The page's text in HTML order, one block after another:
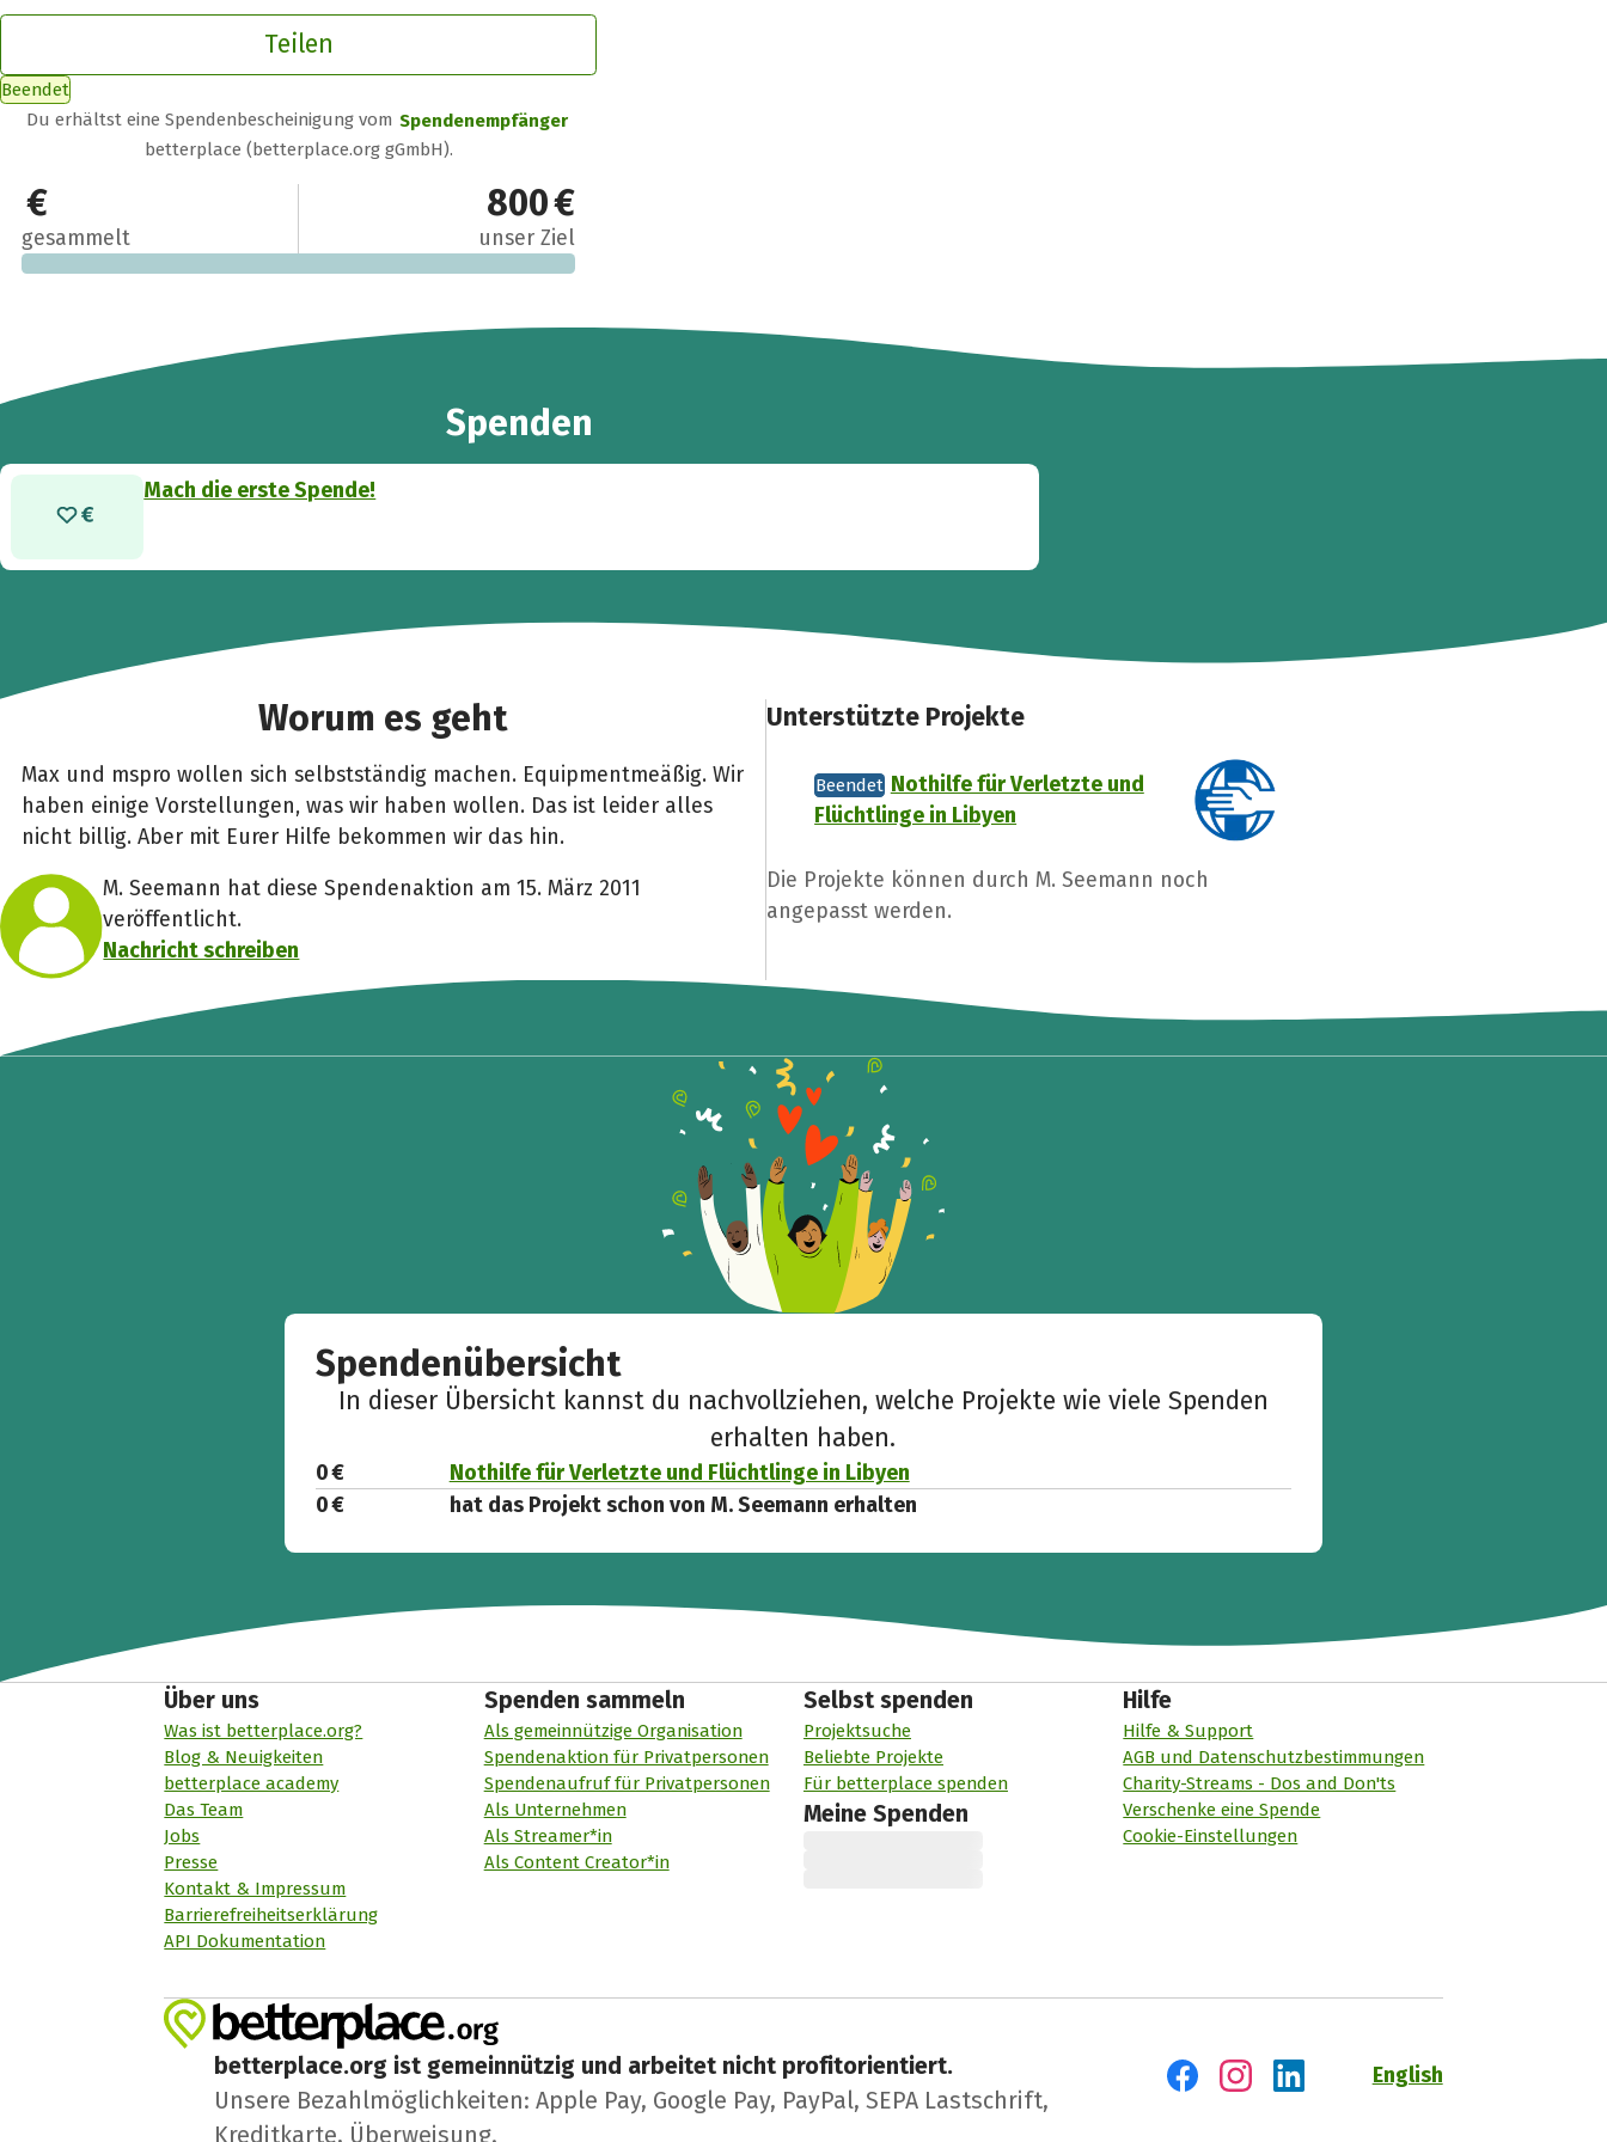
Teilen
Beendet
Du erhältst eine Spendenbescheinigung vom Spendenempfänger
betterplace (betterplace.org gGmbH).
0 €
gesammelt
800 €
unser Ziel
Spenden
Mach die erste Spende!
Worum es geht
Max und mspro wollen sich selbstständig machen. Equipmentmeäßig. Wir
haben einige Vorstellungen, was wir haben wollen. Das ist leider alles
nicht billig. Aber mit Eurer Hilfe bekommen wir das hin.
M. Seemann hat diese Spendenaktion am 15. März 2011
veröffentlicht.
Nachricht schreiben
Unterstützte Projekte
Beendet Nothilfe für Verletzte und
Flüchtlinge in Libyen
Die Projekte können durch M. Seemann noch
angepasst werden.
Spendenübersicht
In dieser Übersicht kannst du nachvollziehen, welche Projekte wie viele Spenden
erhalten haben.
0 €
Nothilfe für Verletzte und Flüchtlinge in Libyen
0 €
hat das Projekt schon von M. Seemann erhalten
Teile die Spendenaktion
Hilf mit noch mehr Spenden zu sammeln!
WhatsApp Messenger
Über uns
Was ist betterplace.org?
Blog & Neuigkeiten
betterplace academy
Das Team
Jobs
Presse
Kontakt & Impressum
Barrierefreiheitserklärung
API Dokumentation
Spenden sammeln
Als gemeinnützige Organisation
Spendenaktion für Privatpersonen
Spendenaufruf für Privatpersonen
Als Unternehmen
Als Streamer*in
Als Content Creator*in
Selbst spenden
Projektsuche
Beliebte Projekte
Für betterplace spenden
Meine Spenden
Hilfe
Hilfe & Support
AGB und Datenschutzbestimmungen
Charity-Streams - Dos and Don'ts
Verschenke eine Spende
Cookie-Einstellungen
betterplace.org ist gemeinnützig und arbeitet nicht profitorientiert.
Unsere Bezahlmöglichkeiten: Apple Pay, Google Pay, PayPal, SEPA Lastschrift,
Kreditkarte, Überweisung.
English